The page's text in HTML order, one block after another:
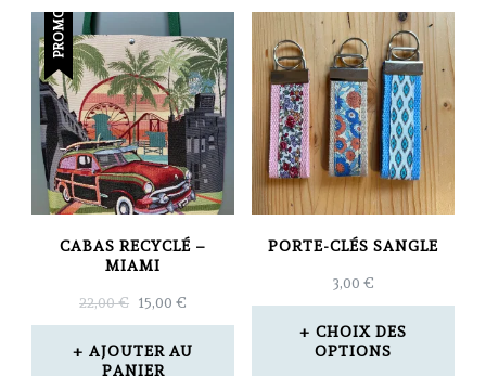
PROMO !
CABAS RECYCLÉ –
MIAMI
22,00€ LE
PRIX
INITIAL
ÉTAIT :
15,00€
PRIX
ACTUEL
AJOUTER AU
PANIER
PORTE-CLÉS SANGLE
3,00 €
CHOIX DES
OPTIONS